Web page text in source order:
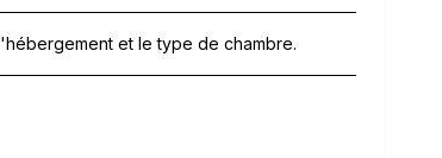
et le type de chambre.